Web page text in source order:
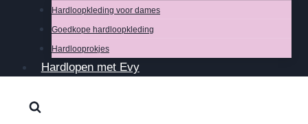
Hardloopkleding voor dames
Goedkope hardloopkleding
Hardlooprokjes
Hardlopen met Evy